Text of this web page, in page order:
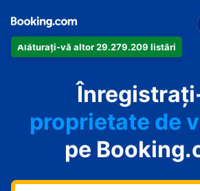
Alăturați-vă altor 29.279.209 listări
hotelul
proprietate de
B&B-ul
pe